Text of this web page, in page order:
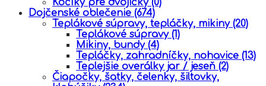
Dojčenské oblečenie (674)
Teplákové súpravy, tepláčky, mikiny (20)
Teplákové súpravy (1)
Mikiny, bundy (4)
Tepláčky, zahradníčky, nohavice (13)
Teplejšie overálky jar / jeseň (2)
Čiapočky, šatky, čelenky, šiltovky,